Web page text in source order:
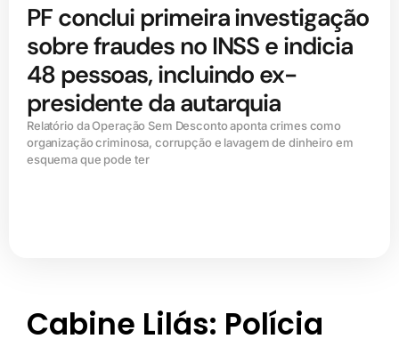
PF conclui primeira investigação
sobre fraudes no INSS e indicia
48 pessoas, incluindo ex-
presidente da autarquia
Relatório da Operação Sem Desconto aponta crimes como
organização criminosa, corrupção e lavagem de dinheiro em
esquema que pode ter
Cabine Lilás: Polícia